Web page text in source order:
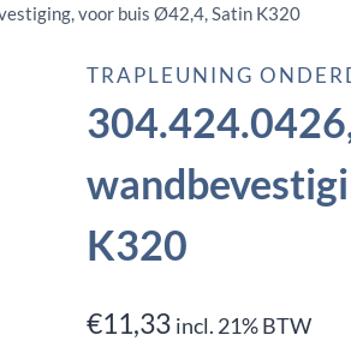
voor buis Ø42,4, Satin K320
TRAPLEUNING
K320
€11,33 incl. 21% BTW